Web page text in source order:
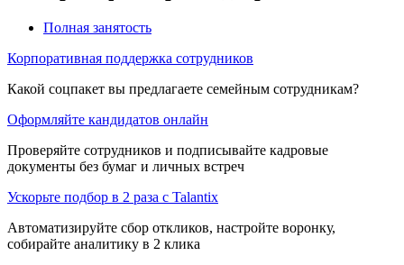
Полная занятость
Корпоративная поддержка сотрудников
Какой соцпакет вы предлагаете семейным сотрудникам?
Оформляйте кандидатов онлайн
Проверяйте сотрудников и подписывайте кадровые
документы без бумаг и личных встреч
Ускорьте подбор в 2 раза с Talantix
Автоматизируйте сбор откликов, настройте воронку,
собирайте аналитику в 2 клика